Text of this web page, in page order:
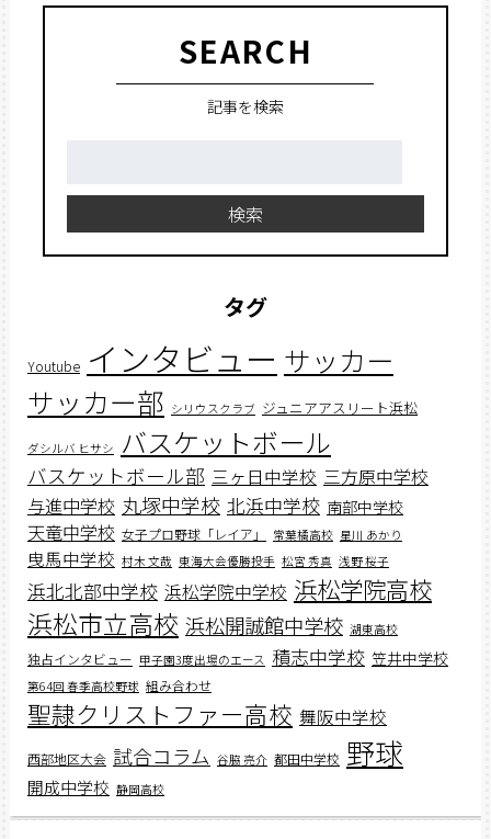
SEARCH
記事を検索
検索
タグ
Youtube インタビュー サッカー
サッカー部 シリウスクラブ ジュニアアスリート浜松
ダシルバ ヒサシ バスケットボール
バスケットボール部 三ヶ日中学校 三方原中学校
与進中学校 丸塚中学校 北浜中学校 南部中学校
天竜中学校 女子プロ野球「レイア」 常葉橘高校 星川 あかり
曳馬中学校 村木 文哉 東海大会優勝投手 松宮 秀真 浅野 桜子
浜北北部中学校 浜松学院中学校 浜松学院高校
浜松市立高校 浜松開誠館中学校 湖東高校
独占インタビュー 甲子園3度出場のエース 積志中学校 笠井中学校
第64回 春季高校野球 組み合わせ
聖隷クリストファー高校 舞阪中学校
西部地区大会 試合コラム 谷脇 亮介 都田中学校 野球
開成中学校 静岡高校